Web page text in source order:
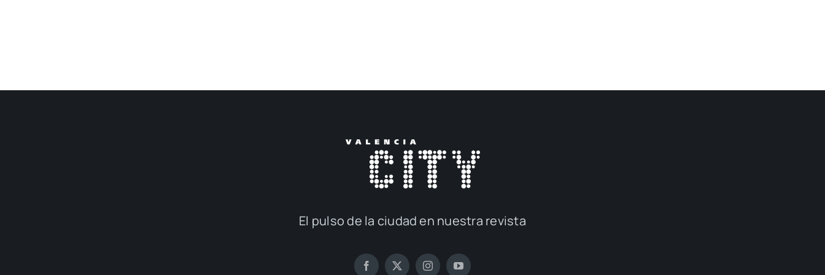
El pul­so de la ciu­dad en nues­tra revis­ta